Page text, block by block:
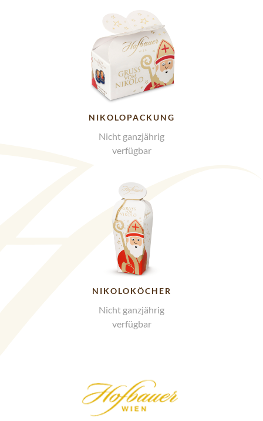
NIKOLOPACKUNG
Nicht ganzjährig
verfügbar
NIKOLO­KÖCHER
Nicht ganzjährig
verfügbar